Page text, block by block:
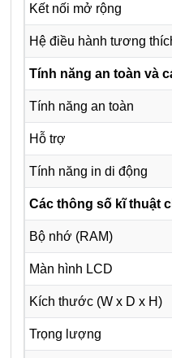
Kết nối mở rộng
Hệ điều hành tương
Tính năng an toàn và
Tính năng an toàn
Hỗ trợ
Tính năng in di động
Các thông số kĩ thuật
Bộ nhớ (RAM)
Màn hình LCD
Kích thước (W x D x H)
Trọng lượng